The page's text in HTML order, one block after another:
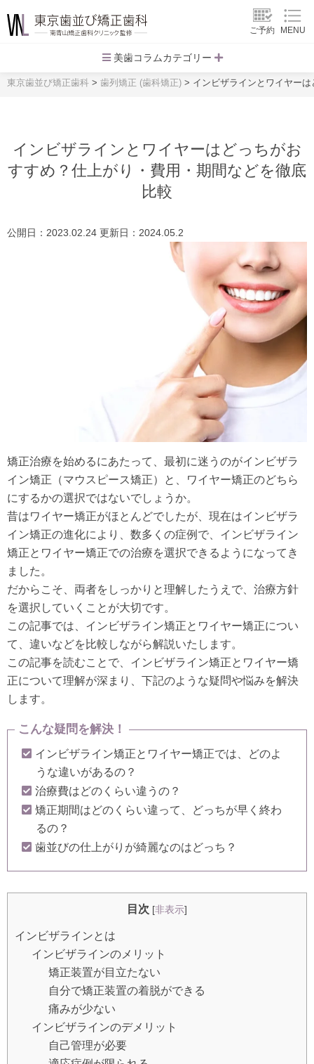
ご予約 MENU
美歯コラムカテゴリー
東京歯並び矯正歯科 > 歯列矯正 (歯科矯正) > インビザラインとワイヤー
インビザラインとワイヤーはどっちがお
すすめ？仕上がり・費用・期間などを徹底
比較
公開日：2023.02.24 更新日：2024.05.2
矯正治療を始めるにあたって、最初に迷うのがインビザラ
イン矯正（マウスピース矯正）と、ワイヤー矯正のどちら
にするかの選択ではないでしょうか。
昔はワイヤー矯正がほとんどでしたが、現在はインビザラ
イン矯正の進化により、数多くの症例で、インビザライン
矯正とワイヤー矯正での治療を選択できるようになってき
ました。
だからこそ、両者をしっかりと理解したうえで、治療方針
を選択していくことが大切です。
この記事では、インビザライン矯正とワイヤー矯正につい
て、違いなどを比較しながら解説いたします。
この記事を読むことで、インビザライン矯正とワイヤー矯
正について理解が深まり、下記のような疑問や悩みを解決
します。
こんな疑問を解決！
インビザライン矯正とワイヤー矯正では、どのよ
うな違いがあるの？
治療費はどのくらい違うの？
矯正期間はどのくらい違って、どっちが早く終わ
るの？
歯並びの仕上がりが綺麗なのはどっち？
目次 [非表示]
インビザラインとは
インビザラインのメリット
矯正装置が目立たない
自分で矯正装置の着脱ができる
痛みが少ない
インビザラインのデメリット
自己管理が必要